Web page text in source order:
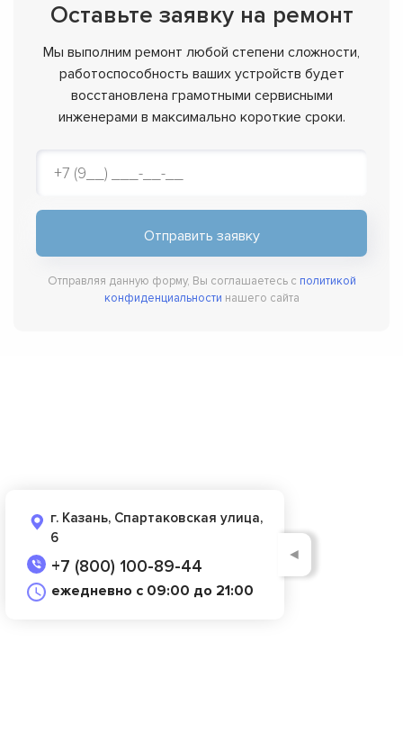
Оставьте заявку на ремонт
Мы выполним ремонт любой степени сложности,
работоспособность ваших устройств будет
восстановлена грамотными сервисными
инженерами в максимально короткие сроки.
Отправляя данную форму, Вы соглашаетесь с политикой
конфиденциальности нашего сайта
г. Казань, Спартаковская улица,
6
+7 (800) 100-89-44
ежедневно с 09:00 до 21:00
◄